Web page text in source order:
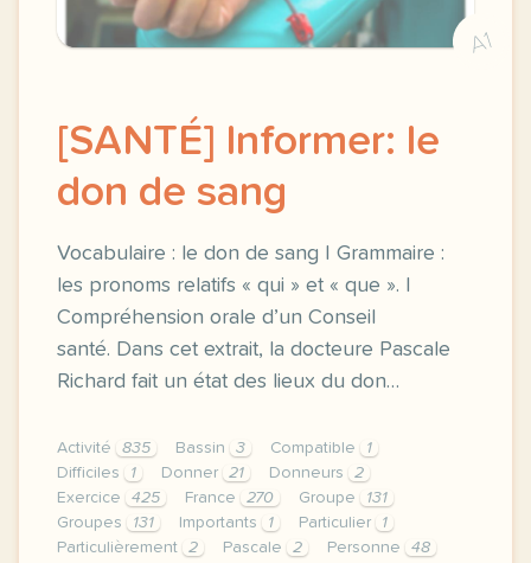
A1
[SANTÉ] Informer: le
don de sang
Vocabulaire : le don de sang | Grammaire :
les pronoms relatifs « qui » et « que ». |
Compréhension orale d’un Conseil
santé. Dans cet extrait, la docteure Pascale
Richard fait un état des lieux du don…
Activité 835 Bassin 3 Compatible
1
Difficiles
1 Donner 21 Donneurs
2
Exercice
425 France 270 Groupe
131
Groupes
131 Importants 1 Particulier
1
Particulièrement
2 Pascale 2 Personne
48